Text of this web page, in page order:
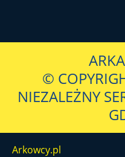
©
NIEZALEŻNY
Arkowcy.pl